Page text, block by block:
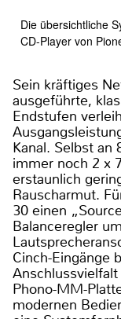
Die übersichtliche
CD-Player von
Sein kräftiges
ausgeführte,
Endstufen
Kanal. Selbst an
immer noch 2 x
erstaunlich
Rauscharmut.
30 einen
Balanceregler
Cinch-Eingänge
Phono-MM-
modernen